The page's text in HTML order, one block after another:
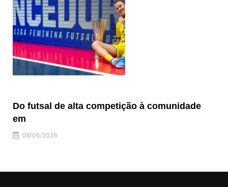
Do futsal de alta competição à comunidade
em
08/06/2026